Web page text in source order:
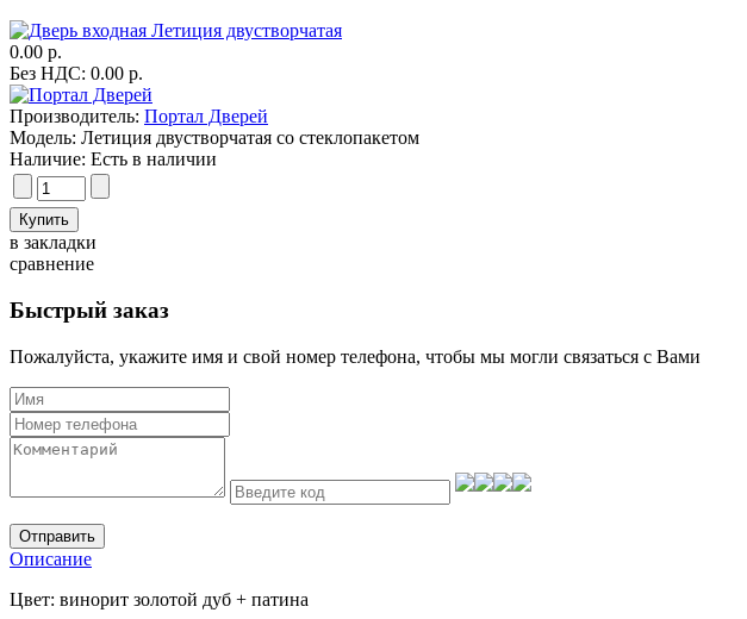
0.00 р.
Без НДС: 0.00 р.
Производитель: Портал Дверей
Модель: Летиция двустворчатая со стеклопакетом
Наличие: Есть в наличии
в закладки
сравнение
Быстрый заказ
Пожалуйста, укажите имя и свой номер телефона, чтобы мы могли связаться с Вами
Отправить
Описание
Цвет: винорит золотой дуб + патина